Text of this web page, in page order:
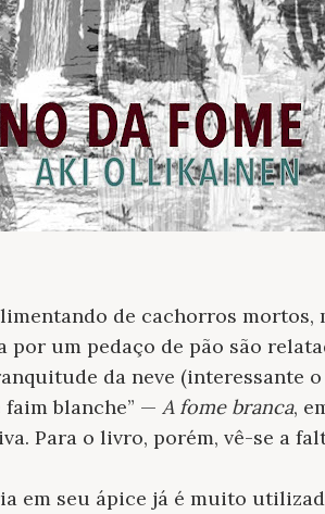
de cachorros mortos,
por um pedaço de pão são
da neve (interessante
blanche” — A fome branca,
Para o livro, porém, vê-se a
em seu ápice já é muito